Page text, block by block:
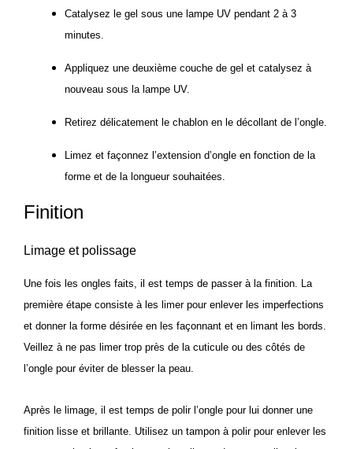
Catalysez le gel sous une lampe UV pendant 2 à 3
minutes.
Appliquez une deuxième couche de gel et catalysez à
nouveau sous la lampe UV.
Retirez délicatement le chablon en le décollant de l’ongle.
Limez et façonnez l’extension d’ongle en fonction de la
forme et de la longueur souhaitées.
Finition
Limage et polissage
Une fois les ongles faits, il est temps de passer à la finition. La
première étape consiste à les limer pour enlever les imperfections
et donner la forme désirée en les façonnant et en limant les bords.
Veillez à ne pas limer trop près de la cuticule ou des côtés de
l’ongle pour éviter de blesser la peau.
Après le limage, il est temps de polir l’ongle pour lui donner une
finition lisse et brillante. Utilisez un tampon à polir pour enlever les